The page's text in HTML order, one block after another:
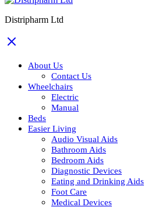
Distripharm Ltd
About Us
Contact Us
Wheelchairs
Electric
Manual
Beds
Easier Living
Audio Visual Aids
Bathroom Aids
Bedroom Aids
Diagnostic Devices
Eating and Drinking Aids
Foot Care
Medical Devices